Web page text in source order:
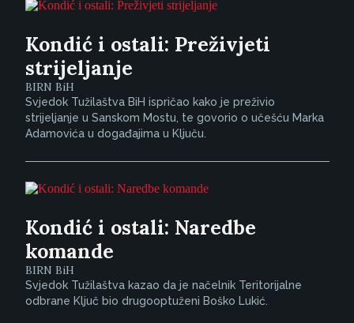
Kondić i ostali: Preživjeti
strijeljanje
BIRN BiH
Svjedok Tužilaštva BiH ispričao kako je preživio
strijeljanje u Sanskom Mostu, te govorio o učešću Marka
Adamovića u događajima u Ključu.
Kondić i ostali: Naredbe
komande
BIRN BiH
Svjedok Tužilaštva kazao da je načelnik Teritorijalne
odbrane Ključ bio drugooptuženi Boško Lukić.